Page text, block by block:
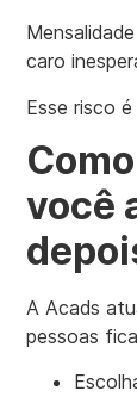
caro
Esse risco
você
A Acads
pessoas